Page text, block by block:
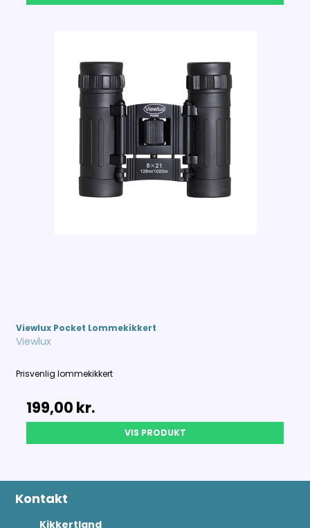
Viewlux Pocket Lommekikkert
Viewlux
Prisvenlig lommekikkert
199,00 kr.
VIS PRODUKT
Kontakt
Kikkertland